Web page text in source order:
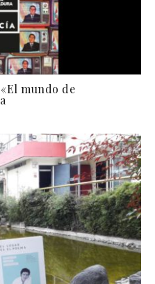
mundo de